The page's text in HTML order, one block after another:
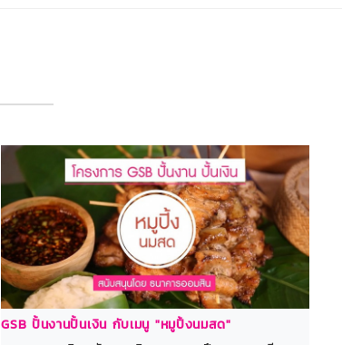
GSB ปั้นงานปั้นเงิน กับเมนู "หมูปิ้งนมสด"